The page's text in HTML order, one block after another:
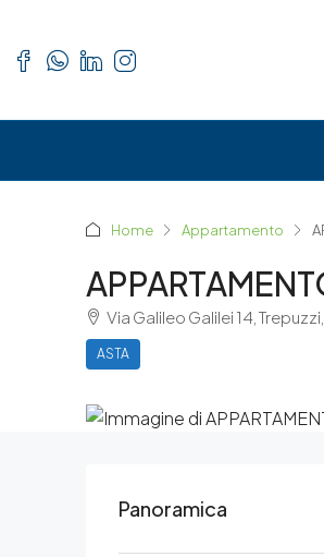
Home Appartamento
Via Galileo Galilei 14,
ASTA
Panoramica